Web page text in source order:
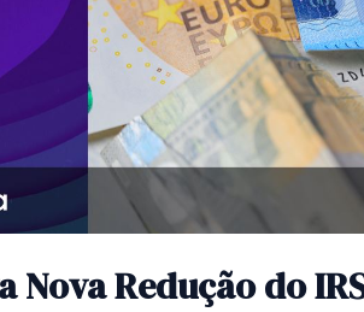
Nova Redução do